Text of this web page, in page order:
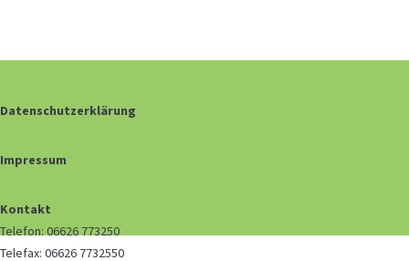
Datenschutzerklärung
Impressum
Kontakt
Telefon: 06626 773250
Telefax: 06626 7732550